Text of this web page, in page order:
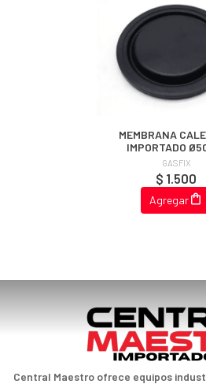
MEMBRANA
IMPORTADO
GASFIX
$ 1.500
Agregar
Central Maestro ofrece equipos